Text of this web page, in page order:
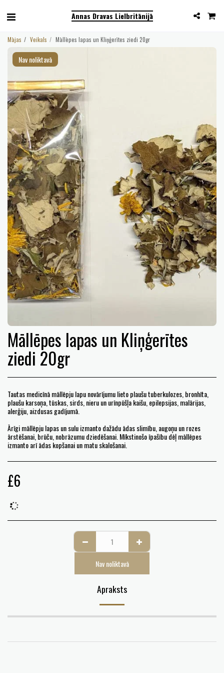
Annas Dravas Lielbritānijā
Mājas Veikals Māllēpes lapas un Kliņģerītes ziedi 20gr
Nav noliktavā
Māllēpes lapas un Kliņģerītes
ziedi 20gr
Tautas medicīnā māllēpju lapu novārījumu lieto plaušu tuberkulozes, bronhīta,
plaušu karsoņa, tūskas, sirds, nieru un urīnpūšļa kaišu, epilepsijas, malārijas,
alerģiju, aizdusas gadījumā.
Ārīgi māllēpju lapas un sulu izmanto dažādu ādas slimību, augoņu un rozes
ārstēšanai, brūču, nobrāzumu dziedēšanai. Mīkstinošo īpašību dēļ māllēpes
izmanto arī ādas kopšanai un matu skalošanai.
£6
Nav noliktavā
Apraksts